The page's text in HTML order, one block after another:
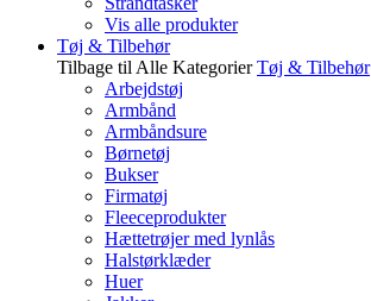
Vis alle produkter
Tøj & Tilbehør
Tilbage til Alle Kategorier Tøj & Tilbehør
Arbejdstøj
Armbånd
Armbåndsure
Børnetøj
Bukser
Firmatøj
Fleeceprodukter
Hættetrøjer med lynlås
Halstørklæder
Huer